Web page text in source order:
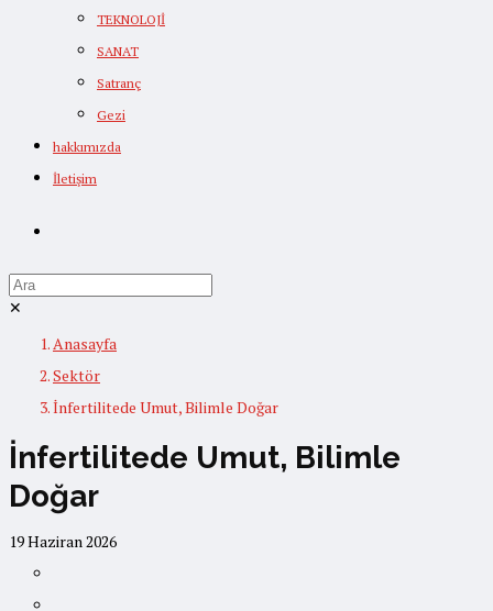
TEKNOLOJİ
SANAT
Satranç
Gezi
hakkımızda
İletişim
✕
Anasayfa
Sektör
İnfertilitede Umut, Bilimle Doğar
İnfertilitede Umut, Bilimle
Doğar
19 Haziran 2026